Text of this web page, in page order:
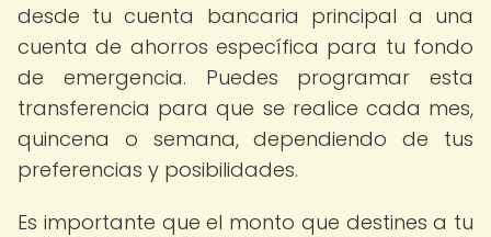
desde tu cuenta bancaria principal a una
cuenta de ahorros específica para tu fondo
de emergencia. Puedes programar esta
transferencia para que se realice cada mes,
quincena o semana, dependiendo de tus
preferencias y posibilidades.
Es importante que el monto que destines a tu